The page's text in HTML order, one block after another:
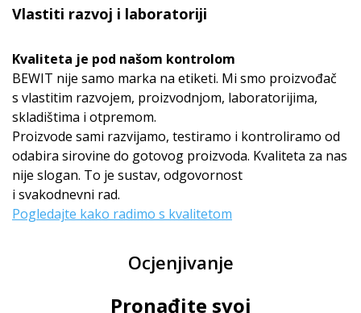
Vlastiti razvoj i laboratoriji
Kvaliteta je pod našom kontrolom
BEWIT nije samo marka na etiketi. Mi smo proizvođač
s vlastitim razvojem, proizvodnjom, laboratorijima,
skladištima i otpremom.
Proizvode sami razvijamo, testiramo i kontroliramo od
odabira sirovine do gotovog proizvoda. Kvaliteta za nas
nije slogan. To je sustav, odgovornost
i svakodnevni rad.
Pogledajte kako radimo s kvalitetom
Ocjenjivanje
Pronađite svoj